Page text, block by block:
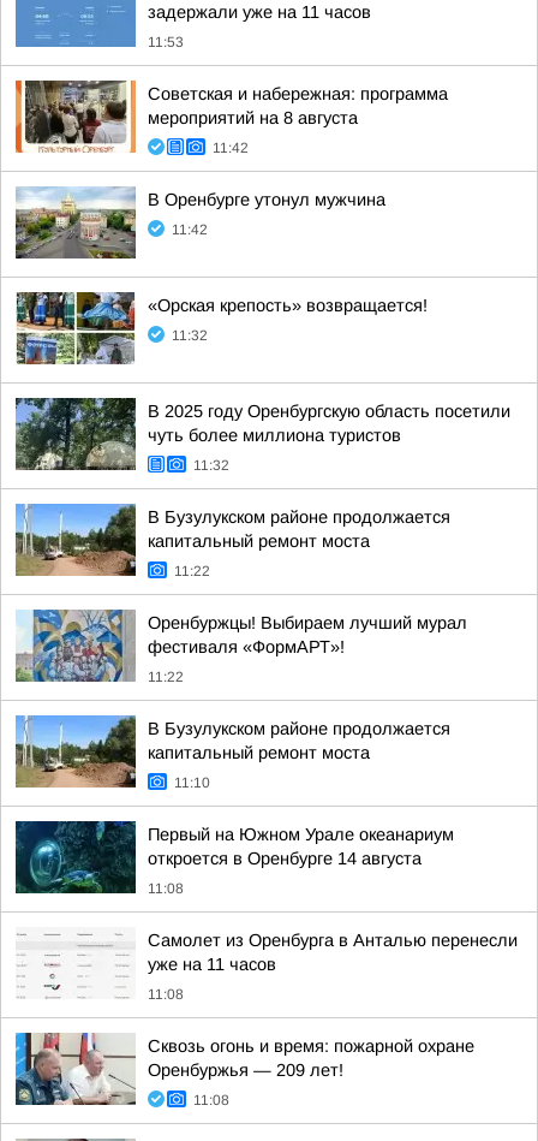
задержали уже на 11 часов
11:53
Советская и набережная: программа
мероприятий на 8 августа
11:42
В Оренбурге утонул мужчина
11:42
«Орская крепость» возвращается!
11:32
В 2025 году Оренбургскую область посетили
чуть более миллиона туристов
11:32
В Бузулукском районе продолжается
капитальный ремонт моста
11:22
Оренбуржцы! Выбираем лучший мурал
фестиваля «ФормАРТ»!
11:22
В Бузулукском районе продолжается
капитальный ремонт моста
11:10
Первый на Южном Урале океанариум
откроется в Оренбурге 14 августа
11:08
Самолет из Оренбурга в Анталью перенесли
уже на 11 часов
11:08
Сквозь огонь и время: пожарной охране
Оренбуржья — 209 лет!
11:08